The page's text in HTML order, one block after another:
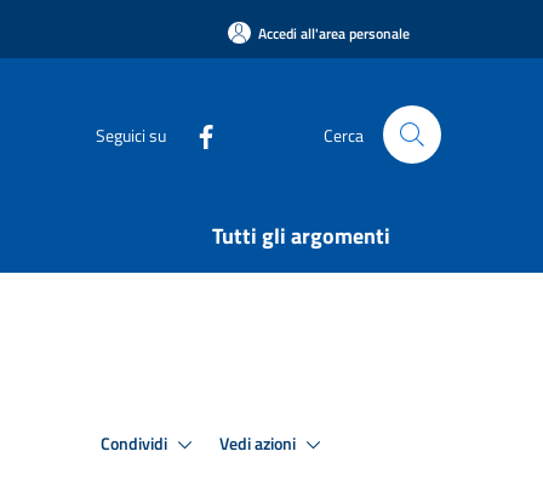
Accedi all'area personale
Seguici su Cerca
Tutti gli argomenti
Condividi Vedi azioni